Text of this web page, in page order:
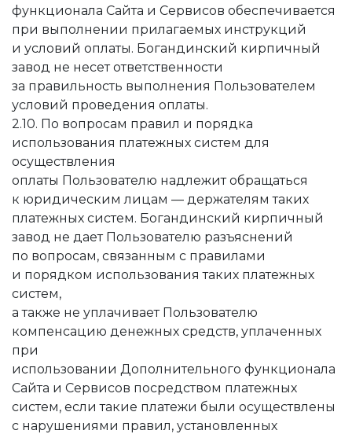
функционала Сайта и Сервисов обеспечивается
при выполнении прилагаемых инструкций
и условий оплаты. Богандинский кирпичный
завод не несет ответственности
за правильность выполнения Пользователем
условий проведения оплаты.
2.10. По вопросам правил и порядка
использования платежных систем для
осуществления
оплаты Пользователю надлежит обращаться
к юридическим лицам — держателям таких
платежных систем. Богандинский кирпичный
завод не дает Пользователю разъяснений
по вопросам, связанным с правилами
и порядком использования таких платежных
систем,
а также не уплачивает Пользователю
компенсацию денежных средств, уплаченных
при
использовании Дополнительного функционала
Сайта и Сервисов посредством платежных
систем, если такие платежи были осуществлены
с нарушениями правил, установленных